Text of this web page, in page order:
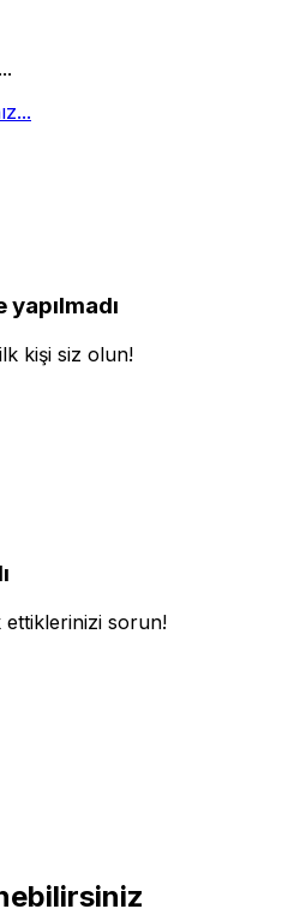
kişi siz olun!
ettiklerinizi sorun!